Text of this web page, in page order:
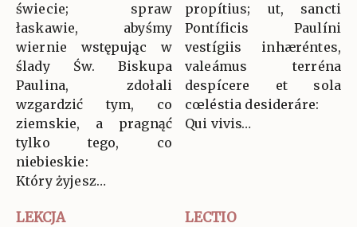
świecie; spraw
łaskawie, abyśmy
wiernie wstępując w
ślady Św. Biskupa
Paulina, zdołali
wzgardzić tym, co
ziemskie, a pragnąć
tylko tego, co
niebieskie:
Który żyjesz…
propítius; ut, sancti
Pontíficis Paulíni
vestígiis inhæréntes,
valeámus terréna
despícere et sola
cœléstia desideráre:
Qui vivis…
LEKCJA LECTIO